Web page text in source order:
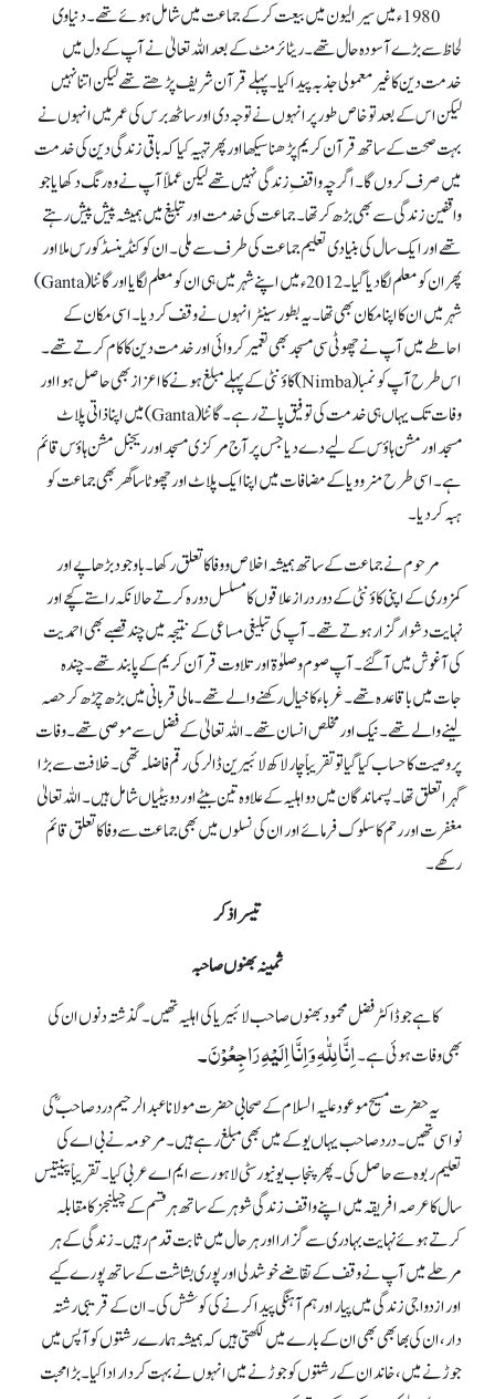
1980ء میں سیرالیون میں بیعت کر کے جماعت میں شامل ہوئے تھے۔ دنیاوی
لحاظ سے بڑے آسودہ حال تھے۔ ریٹائرمنٹ کے بعد اللہ تعالیٰ نے آپ کے دل میں
خدمت دین کا غیر معمولی جذبہ پیدا کیا۔ پہلے قرآن شریف پڑھتے تھے لیکن اتنا نہیں
لیکن اس کے بعد تو خاص طور پر انہوں نے توجہ دی اور ساٹھ برس کی عمر میں انہوں نے
بہت صحت کے ساتھ قرآن کریم پڑھنا سیکھا اور پھر تہیہ کیا کہ باقی زندگی دین کی خدمت
میں صرف کروں گا۔ اگرچہ واقفِ زندگی نہیں تھے لیکن عملاً آپ نے وہ رنگ دکھایا جو
واقفین زندگی سے بھی بڑھ کر تھا۔ جماعت کی خدمت اور تبلیغ میں ہمیشہ پیش پیش رہتے
تھے اور ایک سال کی بنیادی تعلیم جماعت کی طر ف سے ملی۔ ان کو کنڈینسڈ کورس ملا اور
پھر ان کو معلم لگا دیا گیا۔ 2012ء میں اپنے شہر میں ہی ان کو معلم لگایا اور گانٹا (Ganta)
شہر میں ان کا اپنا مکان بھی تھا۔ یہ بطور سینٹر انہوں نے وقف کردیا۔ اسی مکان کے
احاطے میں آپ نے چھوٹی سی مسجد بھی تعمیر کروائی اور خدمت دین کا کام کرتے تھے۔
اس طرح آپ کو نمبا (Nimba) کاؤنٹی کے پہلے مبلغ ہونے کا اعزاز بھی حاصل ہوا اور
وفات تک یہاں ہی خدمت کی توفیق پاتے رہے۔ گانٹا (Ganta) میں اپنا ذاتی پلاٹ
مسجد اور مشن ہاؤس کے لیے دے دیا جس پر آج مرکزی مسجد اور ریجنل مشن ہاؤس قائم
ہے۔ اسی طرح منروویا کے مضافات میں اپناایک پلاٹ اور چھوٹا سا گھر بھی جماعت کو
ہبہ کردیا۔
مرحوم نے جماعت کے ساتھ ہمیشہ اخلاص و وفا کا تعلق رکھا۔ باوجود بڑھاپے اور
کمزوری کے اپنی کاؤنٹی کے دور دراز علاقوں کا مسلسل دورہ کرتے حالانکہ راستے کچے اور
نہایت دشوار گزار ہوتے تھے۔ آپ کی تبلیغی مساعی کے نتیجہ میں چند قصبے بھی احمدیت
کی آغوش میں آگئے۔ آپ صوم و صلوٰة اور تلاوت قرآن کریم کے پابند تھے۔ چندہ
جات میں باقاعدہ تھے۔ غرباء کا خیال رکھنے والے تھے۔ مالی قربانی میں بڑھ چڑھ کر حصہ
لینے والے تھے۔ نیک اور مخلص انسان تھے۔ اللہ تعالیٰ کے فضل سے موصی تھے۔ وفات
پر وصیت کا حساب کیا گیا تو تقریباً چار لاکھ لائبیرین ڈالر کی رقم فاضلہ تھی۔ خلافت سے بڑا
گہرا تعلق تھا۔ پسماندگان میں دو اہلیہ کے علاوہ تین بیٹے اور دو بیٹیاں شامل ہیں۔ اللہ تعالیٰ
مغفرت اور رحم کا سلوک فرمائے اور ان کی نسلوں میں بھی جماعت سے وفا کا تعلق قائم
رکھے۔
تیسرا ذکر
ثمینہ بھنوں صاحبہ
کا ہے جو ڈاکٹر فضل محمود بھنوں صاحب لائبیریا کی اہلیہ تھیں۔ گذشتہ دنوں ان کی
بھی وفات ہوئی ہے۔اِنَّا لِلّٰہِ وَاِنَّا اِلَیْہِ رَاجِعُوْنَ۔
یہ حضرت مسیح موعود علیہ السلام کے صحابی حضرت مولانا عبدالرحیم درد صاحبؓ کی
نواسی تھیں۔ درد صاحب یہاں یوکے میں بھی مبلغ رہے ہیں۔ مرحومہ نے بی اے کی
تعلیم ربوہ سے حاصل کی۔ پھر پنجاب یونیورسٹی لاہور سے ایم اے عربی کیا۔ تقریباً پینتیس
سال کا عرصہ افریقہ میں اپنے واقف زندگی شوہر کے ساتھ ہر قسم کے چیلنجز کا مقابلہ
کرتے ہوئے نہایت بہادری سے گزارا اور ہر حال میں ثابت قدم رہیں۔ زندگی کے ہر
مرحلے میں آپ نے وقف کے تقاضے خوشدلی اور پوری بشاشت کے ساتھ پورے کیے
اور ازدواجی زندگی میں پیار اور ہم آہنگی پیدا کرنے کی کوشش کی۔ ان کے قریبی رشتہ
دار، ان کی بھابھی بھی ان کے بارے میں لکھتی ہیں کہ ہمیشہ ہمارے رشتوں کو آپس میں
جوڑنے میں، خاندان کے رشتوں کو جوڑنے میں انہوں نے بہت کردار اداکیا۔ بڑا محبت